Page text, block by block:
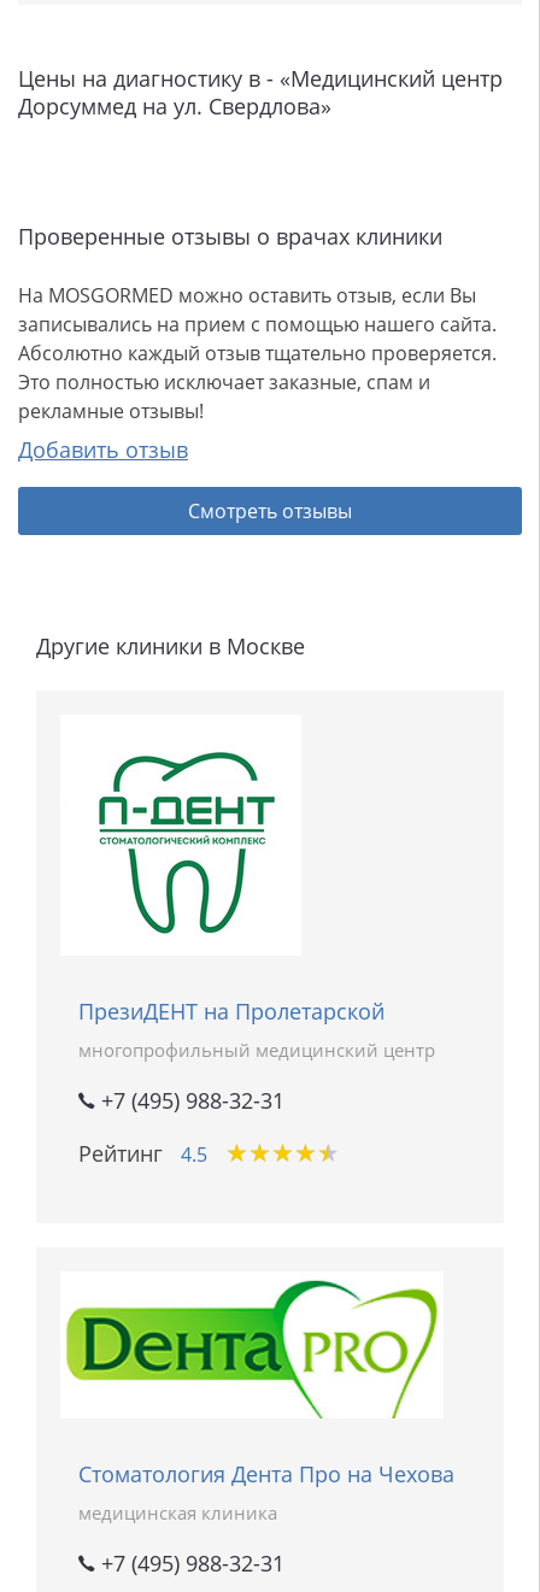
Цены на диагностику в - «Медицинский центр
Дорсуммед на ул. Свердлова»
Проверенные отзывы о врачах клиники
На MOSGORMED можно оставить отзыв, если Вы
записывались на прием с помощью нашего сайта.
Абсолютно каждый отзыв тщательно проверяется.
Это полностью исключает заказные, спам и
рекламные отзывы!
Добавить отзыв
Смотреть отзывы
Другие клиники в Москве
ПрезиДЕНТ на Пролетарской
многопрофильный медицинский центр
+7 (495) 988-32-31
Рейтинг
4.5 ★★★★★
★★★★★
Стоматология Дента Про на Чехова
медицинская клиника
+7 (495) 988-32-31